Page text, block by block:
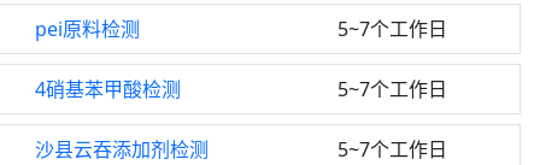
pei原料检测 5~7个工作日
4硝基苯甲酸检测 5~7个工作日
沙县云吞添加剂检测 5~7个工作日